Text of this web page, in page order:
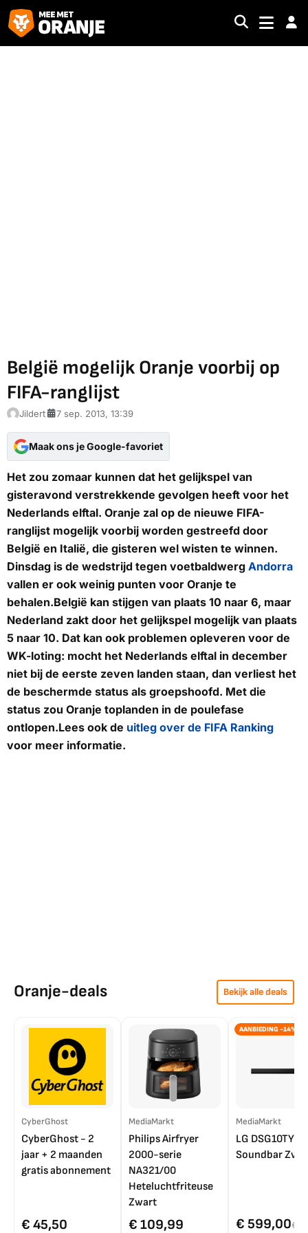
België mogelijk Oranje voorbij op
FIFA-ranglijst
Jildert 7 sep. 2013, 13:39
Maak ons je Google-favoriet
Het zou zomaar kunnen dat het gelijkspel van
gisteravond verstrekkende gevolgen heeft voor het
Nederlands elftal. Oranje zal op de nieuwe FIFA-
ranglijst mogelijk voorbij worden gestreefd door
België en Italië, die gisteren wel wisten te winnen.
Dinsdag is de wedstrijd tegen voetbaldwerg Andorra
vallen er ook weinig punten voor Oranje te
behalen.België kan stijgen van plaats 10 naar 6, maar
Nederland zakt door het gelijkspel mogelijk van plaats
5 naar 10. Dat kan ook problemen opleveren voor de
WK-loting: mocht het Nederlands elftal in december
niet bij de eerste zeven landen staan, dan verliest het
de beschermde status als groepshoofd. Met die
status zou Oranje toplanden in de poulefase
ontlopen.Lees ook de uitleg over de FIFA Ranking
voor meer informatie.
Oranje-deals Bekijk alle deals
CyberGhost
CyberGhost - 2
jaar + 2 maanden
gratis abonnement
€ 45,50
MediaMarkt
Philips Airfryer
2000-serie
NA321/00
Heteluchtfriteuse
Zwart
€ 109,99
AANBIEDING -14%
MediaMarkt
LG DSG10TY
Soundbar
€ 599,00€